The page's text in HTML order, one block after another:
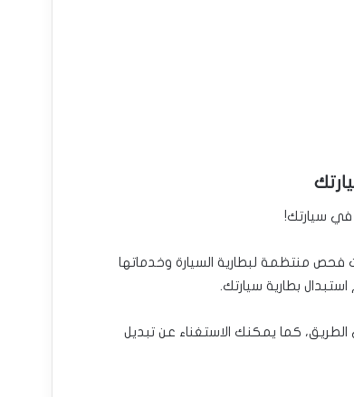
في سيارتك!
فحص منتظمة لبطارية السيارة وخدماتها
بطارية سيارتك.
كما يمكنك الاستغناء عن تبديل